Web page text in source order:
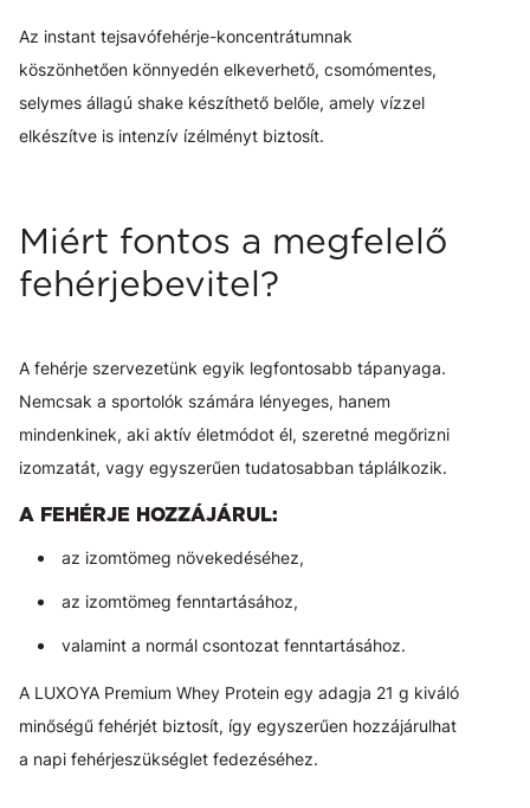
Az instant tejsavófehérje-koncentrátumnak
köszönhetően könnyedén elkeverhető, csomómentes,
selymes állagú shake készíthető belőle, amely vízzel
elkészítve is intenzív ízélményt biztosít.
Miért fontos a megfelelő
fehérjebevitel?
A fehérje szervezetünk egyik legfontosabb tápanyaga.
Nemcsak a sportolók számára lényeges, hanem
mindenkinek, aki aktív életmódot él, szeretné megőrizni
izomzatát, vagy egyszerűen tudatosabban táplálkozik.
A FEHÉRJE HOZZÁJÁRUL:
az izomtömeg növekedéséhez,
az izomtömeg fenntartásához,
valamint a normál csontozat fenntartásához.
A LUXOYA Premium Whey Protein egy adagja 21 g kiváló
minőségű fehérjét biztosít, így egyszerűen hozzájárulhat
a napi fehérjeszükséglet fedezéséhez.